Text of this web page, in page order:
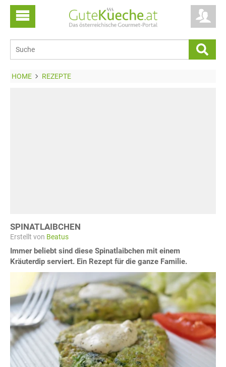
HOME REZEPTE
SPINATLAIBCHEN
Erstellt von Beatus
Immer beliebt sind diese Spinatlaibchen mit einem
Kräuterdip serviert. Ein Rezept für die ganze Familie.